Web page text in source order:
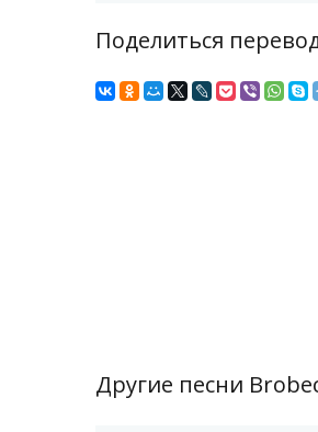
Поделиться
Другие песни